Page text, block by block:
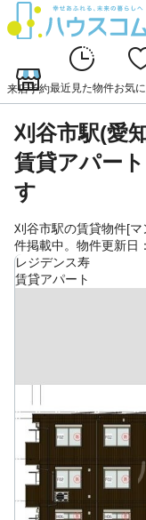
来店予約最近見た物件お気
刈谷市駅(愛
賃貸アパー
す
刈谷市駅の賃貸物件[
件掲載中。物件更新日
レジデンス寿
賃貸アパート